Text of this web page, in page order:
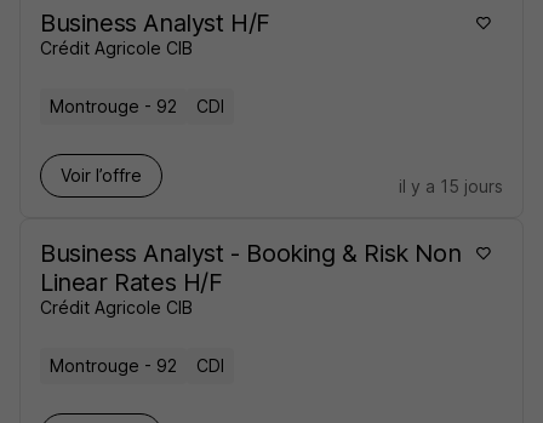
Business Analyst H/F
Crédit Agricole CIB
Montrouge - 92 CDI
Voir l’offre
il y a 15 jours
Business Analyst - Booking & Risk Non
Linear Rates H/F
Crédit Agricole CIB
Montrouge - 92 CDI